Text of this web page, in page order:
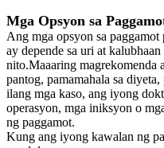
Mga Opsyon sa
Ang mga opsyon sa
ay depende sa uri at
nito.Maaaring magrekomenda
pantog, pamamahala sa
ilang mga kaso, ang iyong
operasyon, mga iniksyon o
ng paggamot.
Kung ang iyong kawalan ng